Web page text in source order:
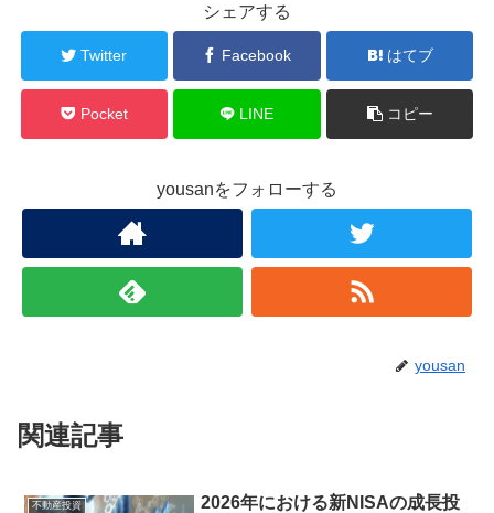
シェアする
Twitter Facebook はてブ
Pocket LINE コピー
yousanをフォローする
yousan
関連記事
不動産投資
2026年における新NISAの成長投